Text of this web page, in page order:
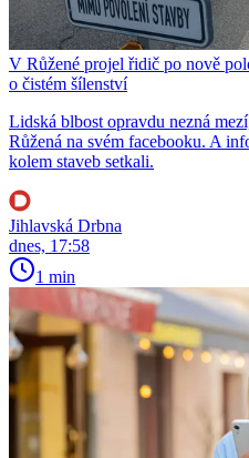
V Růžené projel řidič po nově
o čistém šílenství
Lidská blbost opravdu nezná
Růžená na svém facebooku. A
kolem staveb setkali.
Jihlavská Drbna
dnes, 17:58
1 min